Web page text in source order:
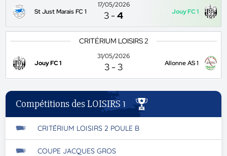
St Just Marais FC 1
17/05/2026
3 -4 Jouy FC 1
CRITÉRIUM LOISIRS 2
Jouy FC 1
31/05/2026
3 - 3 Allonne AS 1
Compétitions des LOISIRS 1
CRITÉRIUM LOISIRS 2 POULE B
COUPE JACQUES GROS